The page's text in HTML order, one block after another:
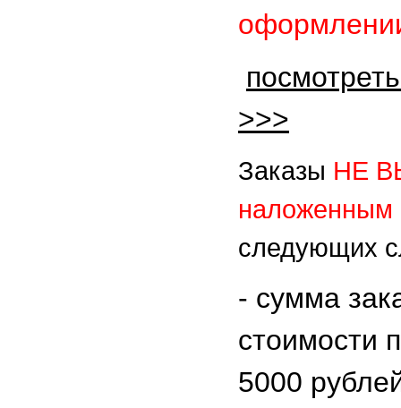
>>>
Заказы НЕ
наложенным
следующих
- сумма
стоимости
5000